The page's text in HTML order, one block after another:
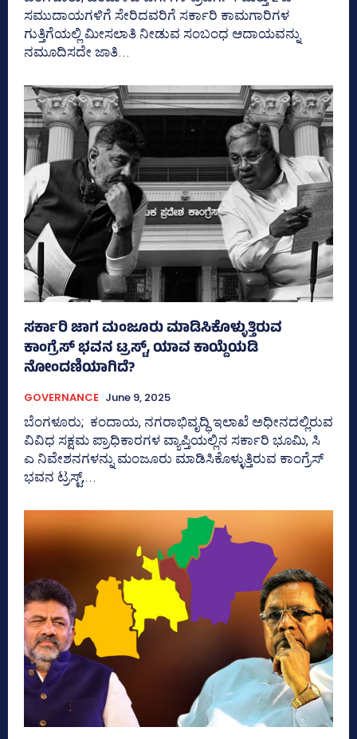
ಸಮುದಾಯಗಳಿಗೆ ಸೇರಿದವರಿಗೆ ಸರ್ಕಾರಿ ಕಾಮಗಾರಿಗಳ
ಗುತ್ತಿಗೆಯಲ್ಲಿ ಮೀಸಲಾತಿ ನೀಡುವ ಸಂಬಂಧ ಆದಾಯವನ್ನು
ನಮೂದಿಸದೇ ಜಾತಿ...
ಸರ್ಕಾರಿ ಜಾಗ ಮಂಜೂರು ಮಾಡಿಸಿಕೊಳ್ಳುತ್ತಿರುವ
ಕಾಂಗ್ರೆಸ್‌ ಭವನ ಟ್ರಸ್ಟ್, ಯಾವ ಕಾಯ್ದೆಯಡಿ
ನೋಂದಣಿಯಾಗಿದೆ?
GOVERNANCE June 9, 2025
ಬೆಂಗಳೂರು; ಕಂದಾಯ, ನಗರಾಭಿವೃದ್ಧಿ ಇಲಾಖೆ ಅಧೀನದಲ್ಲಿರುವ
ವಿವಿಧ ಸಕ್ಷಮ ಪ್ರಾಧಿಕಾರಗಳ ವ್ಯಾಪ್ತಿಯಲ್ಲಿನ ಸರ್ಕಾರಿ ಭೂಮಿ, ಸಿ
ಎ ನಿವೇಶನಗಳನ್ನು ಮಂಜೂರು ಮಾಡಿಸಿಕೊಳ್ಳುತ್ತಿರುವ ಕಾಂಗ್ರೆಸ್‌
ಭವನ ಟ್ರಸ್ಟ್‌,...